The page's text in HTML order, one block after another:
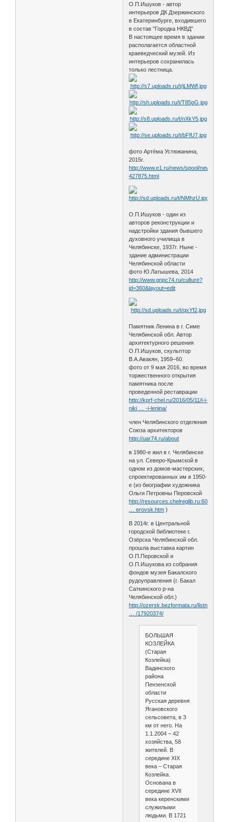
О.П.Ишуков - автор
интерьеров ДК Дзержинского
в Екатеринбурге, входившего
в состав "Городка НКВД"
В настоящее время в здании
располагается областной
краеведческий музей. Из
интерьеров сохранилась
только лестница.
фото Артёма Устюжанина,
2015г.
http://www.e1.ru/news/spool/news_id-
427875.html
О.П.Ишуков - один из
авторов реконструкции и
надстройки здания бывшего
духовного училища в
Челябинске, 1937г. Ныне -
здание администрации
Челябинской области
фото Ю.Латышева, 2014
http://www.gnpc74.ru/culture?
id=360&layout=edit
Памятник Ленина в г. Симе
Челябинской обл. Автор
архитектурного решения
О.П.Ишуков, скульптор
В.А.Авакян, 1959–60.
фото от 9 мая 2016, во время
торжественного открытия
памятника после
проведенной реставрации
http://kprf-chel.ru/2016/05/11/i-i-
niki … -i-lenina/
член Челябинского отделения
Союза архитекторов
http://uar74.ru/about
в 1980-е жил в г. Челябинске
на ул. Северо-Крымской в
одном из домов-мастерских,
спроектированных им в 1950-
е (из биографии художника
Ольги Петровны Перовской
http://resources.chelreglib.ru:6007/el_
… erovsk.htm )
В 2014г. в Центральной
городской библиотеке г.
Озёрска Челябинской обл.
прошла выставка картин
О.П.Перовской и
О.П.Ишукова из собрания
фондов музея Бакалского
рудоуправления (г. Бакал
Саткинского р-на
Челябинской обл.)
http://ozersk.bezformata.ru/listnews/vi
… /17920374/
БОЛЬШАЯ
КОЗЛЕЙКА
(Старая
Козлейка)
Вадинского
района
Пензенской
области
Русская деревня
Ягановского
сельсовета, в 3
км от него. На
1.1.2004 – 42
хозяйства, 58
жителей. В
середине XIX
века – Старая
Козлейка.
Основана в
середине XVII
века керенскими
служилыми
людьми. В 1721